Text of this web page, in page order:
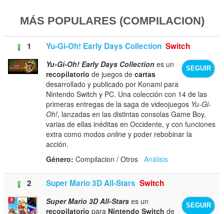
MÁS POPULARES (COMPILACION)
1 Yu-Gi-Oh! Early Days Collection Switch
SEGUIR
Yu-Gi-Oh! Early Days Collection es un
recopilatorio de juegos decartas
desarrollado y publicado por Konami para
Nintendo Switch y PC. Una colección con 14 de las
primeras entregas de la saga de videojuegos Yu-Gi-
Oh!, lanzadas en las distintas consolas Game Boy,
varias de ellas inéditas en Occidente, y con funciones
extra como modosonline y poder rebobinar la
acción.
Género: Compilacion / OtrosAnálisis
2 Super Mario 3D All-Stars Switch
SEGUIR
Super Mario 3D All-Stars es un
recopilatorio para Nintendo Switch de